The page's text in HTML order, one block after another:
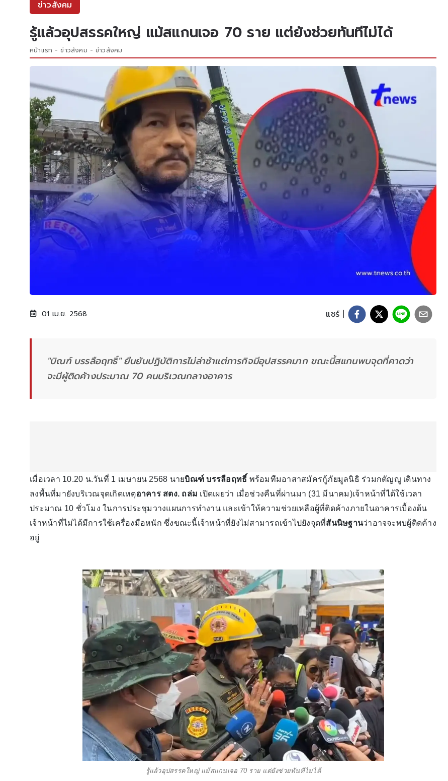
ข่าวสังคม
รู้แล้วอุปสรรคใหญ่ แม้สแกนเจอ 70 ราย แต่ยังช่วยทันทีไม่ได้
หน้าแรก ข่าวสังคม ข่าวสังคม
01 เม.ย. 2568 แชร์ |
"บิณฑ์ บรรลือฤทธิ์" ยืนยันปฏิบัติการไม่ล่าช้าแต่ภารกิจมีอุปสรรคมาก ขณะนี้สแกนพบจุดที่คาดว่า
จะมีผู้ติดค้างประมาณ 70 คนบริเวณกลางอาคาร
เมื่อเวลา 10.20 น.วันที่ 1 เมษายน 2568 นายบิณฑ์ บรรลือฤทธิ์ พร้อมทีมอาสาสมัครกู้ภัยมูลนิธิ ร่วมกตัญญู เดินทาง
ลงพื้นที่มายังบริเวณจุดเกิดเหตุอาคาร สตง. ถล่ม เปิดเผยว่า เมื่อช่วงคืนที่ผ่านมา (31 มีนาคม)เจ้าหน้าที่ได้ใช้เวลา
ประมาณ 10 ชั่วโมง ในการประชุมวางแผนการทำงาน และเข้าให้ความช่วยเหลือผู้ที่ติดค้างภายในอาคารเบื้องต้น
เจ้าหน้าที่ไม่ได้มีการใช้เครื่องมือหนัก ซึ่งขณะนี้เจ้าหน้าที่ยังไม่สามารถเข้าไปยังจุดที่สันนิษฐานว่าอาจจะพบผู้ติดค้าง
อยู่
รู้แล้วอุปสรรคใหญ่ แม้สแกนเจอ 70 ราย แต่ยังช่วยทันทีไม่ได้